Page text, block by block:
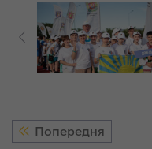
Попередня